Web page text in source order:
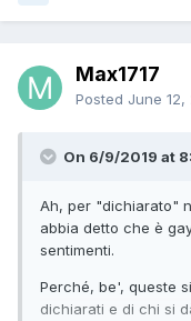
Max1717
Posted June 12,
On 6/9/2019 at
Ah, per "dichiarato"
abbia detto che è
sentimenti.
Perché, be', queste
dichiarati e di chi si